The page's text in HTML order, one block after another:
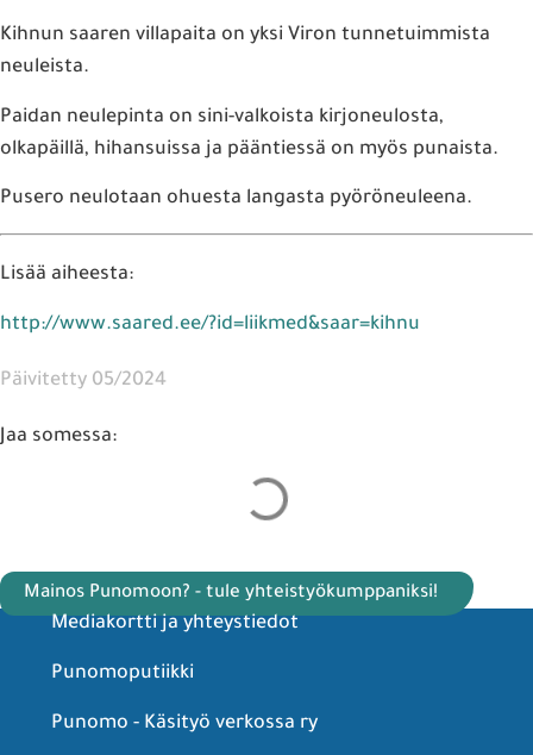
Kihnun saaren villapaita on yksi Viron tunnetuimmista
neuleista.
Paidan neulepinta on sini-valkoista kirjoneulosta,
olkapäillä, hihansuissa ja pääntiessä on myös punaista.
Pusero neulotaan ohuesta langasta pyöröneuleena.
Lisää aiheesta:
http://www.saared.ee/?id=liikmed&saar=kihnu
Päivitetty 05/2024
Jaa somessa:
Mainos Punomoon? - tule yhteistyökumppaniksi!
Mediakortti ja yhteystiedot
Punomoputiikki
Punomo - Käsityö verkossa ry